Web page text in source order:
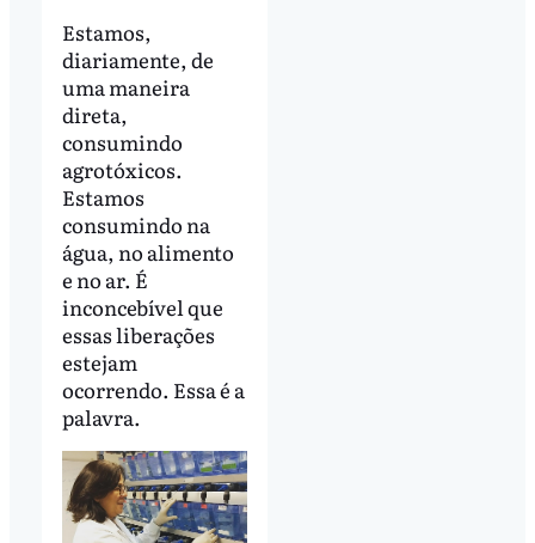
Estamos,
diariamente, de
uma maneira
direta,
consumindo
agrotóxicos.
Estamos
consumindo na
água, no alimento
e no ar. É
inconcebível que
essas liberações
estejam
ocorrendo. Essa é a
palavra.